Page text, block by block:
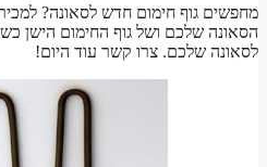
הסאונה שלכם ושל גוף החימום הישן
לסאונה שלכם. צרו קשר עוד היום!